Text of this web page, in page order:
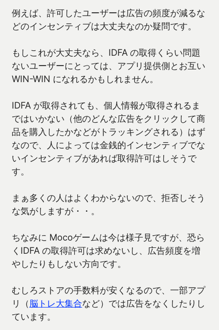
例えば、許可したユーザーは広告の頻度が減るな
どのインセンティブは大丈夫なのか疑問です。
もしこれが大丈夫なら、IDFA の取得くらい問題
ないユーザーにとっては、アプリ提供側とお互い
WIN-WIN になれるかもしれません。
IDFA が取得されても、個人情報が取得されるま
ではいかない（他のどんな広告をクリックして商
品を購入したかなどがトラッキングされる）はず
なので、人によっては金銭的インセンティブでな
いインセンティブがあれば取得許可はしそうで
す。
まぁ多くの人はよくわからないので、拒否しそう
な気がしますが・・。
ちなみに Mocoゲームは今は様子見ですが、恐ら
くIDFA の取得許可は求めないし、広告頻度を増
やしたりもしない方向です。
むしろストアの手数料が安くなるので、一部アプ
リ（ 脳トレ大集合など）では広告をなくしたりし
ています。